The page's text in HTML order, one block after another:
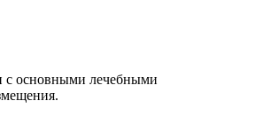
с основными лечебными